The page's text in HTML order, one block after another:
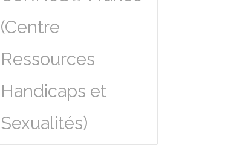
(Centre
Ressources
Handicaps et
Sexualités)